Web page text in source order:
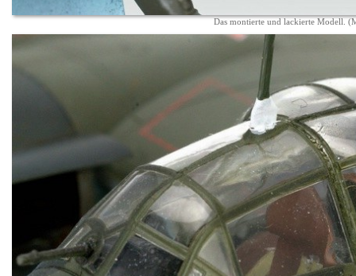
Das montierte und lackierte Modell.